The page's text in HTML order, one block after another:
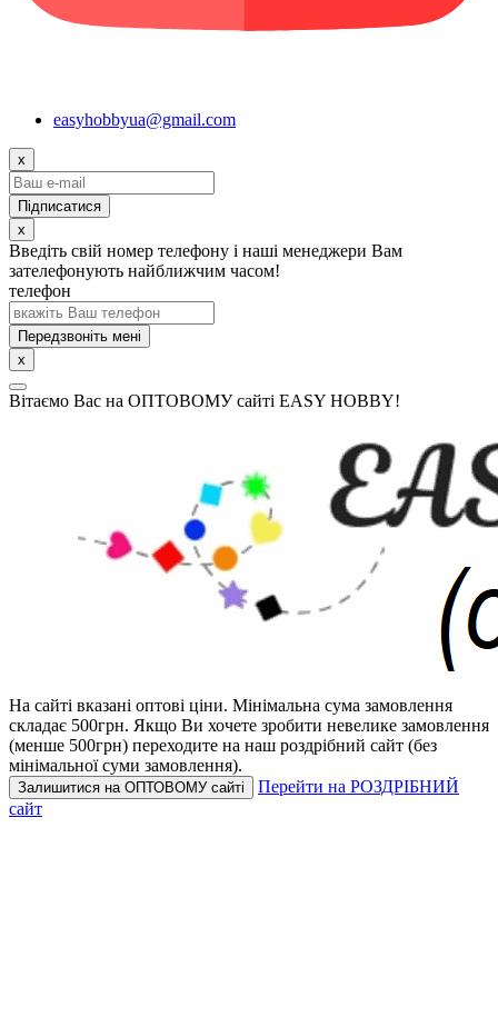
easyhobbyua@gmail.com
x
x
Введіть свій номер телефону і наші менеджери Вам
зателефонують найближчим часом!
телефон
Передзвоніть мені
x
Вітаємо Вас на ОПТОВОМУ сайті EASY HOBBY!
На сайті вказані оптові ціни. Мінімальна сума замовлення
складає 500грн. Якщо Ви хочете зробити невелике замовлення
(менше 500грн) переходите на наш роздрібний сайт (без
мінімальної суми замовлення).
Залишитися на ОПТОВОМУ сайті
Перейти на РОЗДРІБНИЙ
сайт